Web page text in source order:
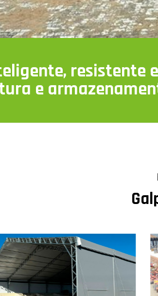
resistente
e